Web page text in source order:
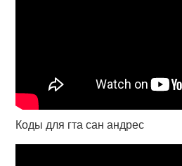
Коды для гта сан андрес